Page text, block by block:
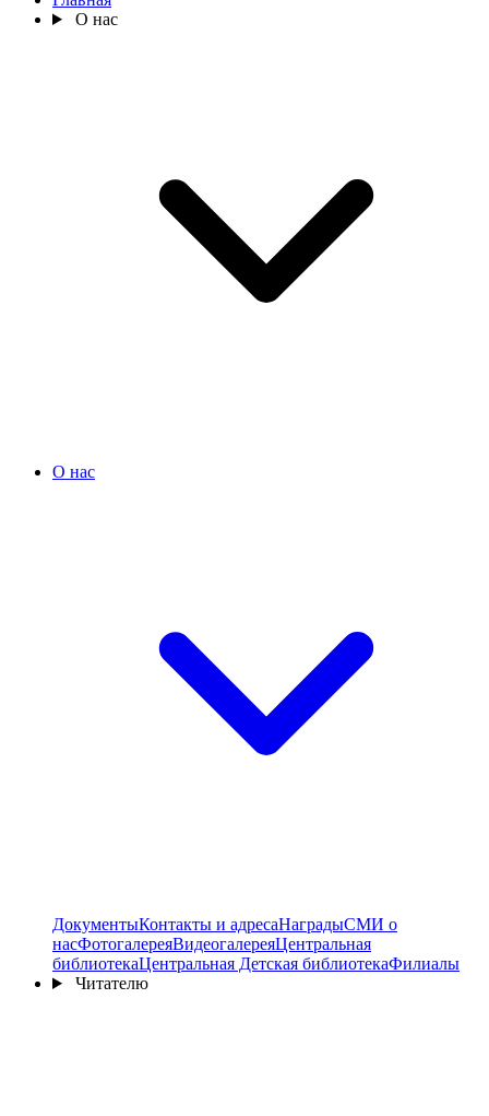
О нас
О нас
ДокументыКонтакты и адресаНаградыСМИ о
насФотогалереяВидеогалереяЦентральная
библиотекаЦентральная Детская библиотекаФилиалы
Читателю